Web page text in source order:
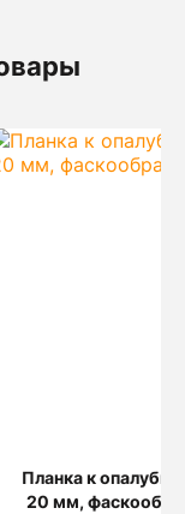
Планка к
20 мм,